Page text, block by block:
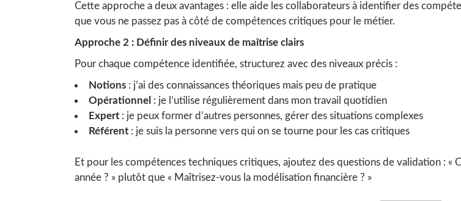
Cette approche a deux avantages : elle aide les collaborateurs à identifier des
que vous ne passez pas à côté de compétences critiques pour le métier.
Approche 2 : Définir des niveaux de maîtrise clairs
Pour chaque compétence identifiée, structurez avec des niveaux précis :
Notions : j’ai des connaissances théoriques mais peu de pratique
Opérationnel : je l’utilise régulièrement dans mon travail quotidien
Expert : je peux former d’autres personnes, gérer des situations complexes
Référent : je suis la personne vers qui on se tourne pour les cas critiques
Et pour les compétences techniques critiques, ajoutez des questions de validation :
année ? » plutôt que « Maîtrisez-vous la modélisation financière ? »